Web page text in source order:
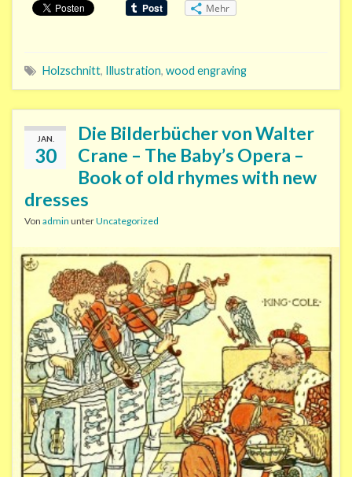
Mehr
Holzschnitt, Illustration, wood engraving
JAN.
30
Die Bilderbücher von Walter
Crane – The Baby’s Opera –
Book of old rhymes with new
dresses
Von admin unterUncategorized